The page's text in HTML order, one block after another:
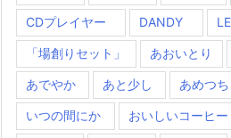
CDプレイヤー DANDY
「場創りセット」 あおいとり
あでやか あと少し あめつち
いつの間にか おいしいコーヒー